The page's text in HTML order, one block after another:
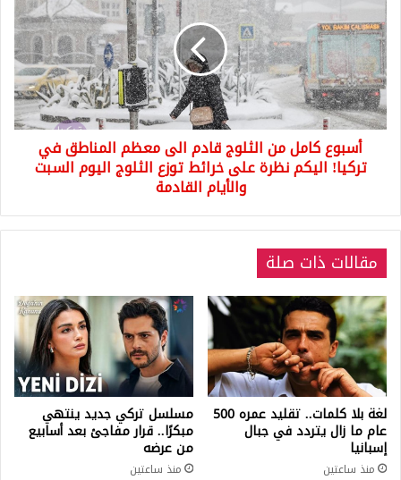
ما
حصل
من
الثلوج
قادم
الى
معظم
المناطق
في
تركيا!
اليكم
خرائط
الثلوج
اليوم
السبت
والأيام
القادمة
أسبوع كامل من الثلوج قادم الى معظم المناطق في
تركيا! اليكم نظرة على خرائط توزع الثلوج اليوم السبت
والأيام القادمة
مقالات ذات صلة
لغة بلا كلمات.. تقليد عمره 500
عام ما زال يتردد في جبال
إسبانيا
منذ ساعتين
مسلسل تركي جديد ينتهي
مبكرًا.. قرار مفاجئ بعد أسابيع
من عرضه
منذ ساعتين